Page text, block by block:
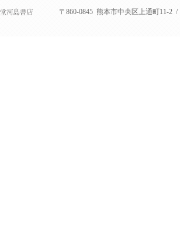
〒860-0845 熊本市中央区上通町11-2 /